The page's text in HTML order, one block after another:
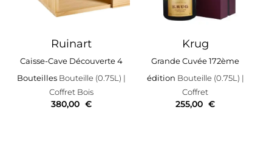
Ruinart
Caisse-Cave Découverte 4
Bouteilles Bouteille (0.75L) |
Coffret Bois
380,00 €
Krug
Grande Cuvée 172ème
édition Bouteille (0.75L) |
Coffret
255,00 €